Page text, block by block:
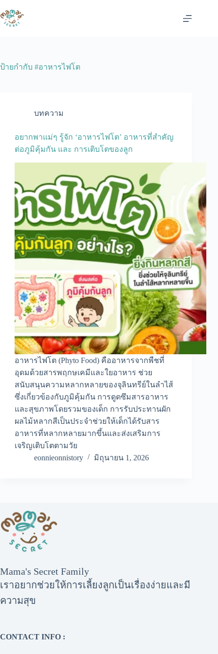
to
content
ป้ายกำกับ #อาหารไฟโต
บทความ
อยากพาแม่ๆ รู้จัก ‘อาหารไฟโต’ อาหารที่สำคัญ
ต่อภูมิคุ้มกัน และ การเติบโตของลูก
อาหารไฟโต (Phyto Food) คืออาหารจากพืชที่
อุดมด้วยสารพฤกษเคมีและใยอาหาร ช่วย
สนับสนุนความหลากหลายของจุลินทรีย์ในลำไส้
ซึ่งเกี่ยวข้องกับภูมิคุ้มกัน การดูดซึมสารอาหาร
และสุขภาพโดยรวมของเด็ก การรับประทานผัก
ผลไม้หลากสีเป็นประจำช่วยให้เด็กได้รับสาร
อาหารที่หลากหลายมากขึ้นและส่งเสริมการ
เจริญเติบโตตามวัย
eonnieonnistory
มิถุนายน 1, 2026
Mama's Secret Family
เราอยากช่วยให้การเลี้ยงลูกเป็นเรื่องง่ายและมี
ความสุข
CONTACT INFO :